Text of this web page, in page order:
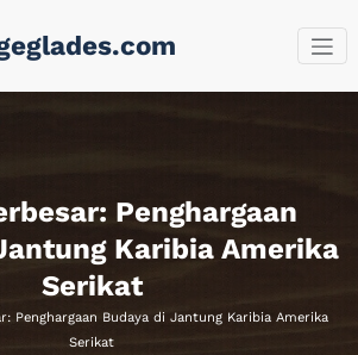
Penghargaan
Karibia Amerika
Serikat
Penghargaan Budaya di Jantung Karibia Amerika
Serikat